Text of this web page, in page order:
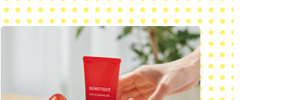
っていますか？